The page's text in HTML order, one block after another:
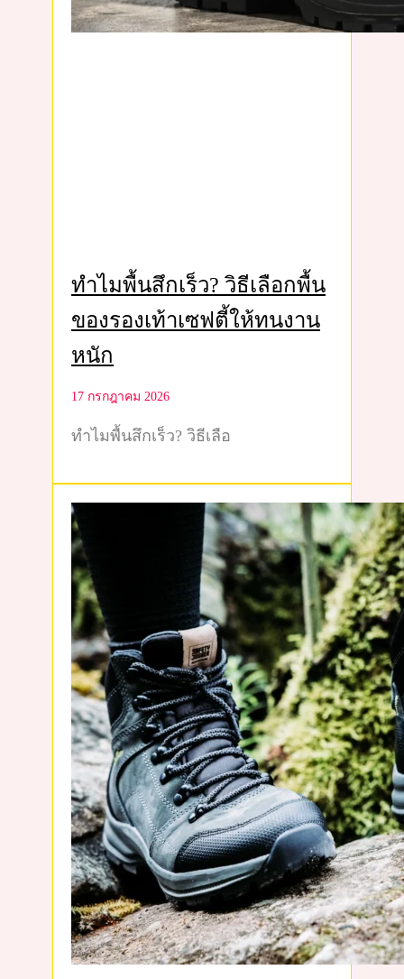
ทำไมพื้นสึกเร็ว? วิธีเลือกพื้น
ของรองเท้าเซฟตี้ให้ทนงาน
หนัก
17 กรกฎาคม 2026
ทำไมพื้นสึกเร็ว? วิธีเลือ